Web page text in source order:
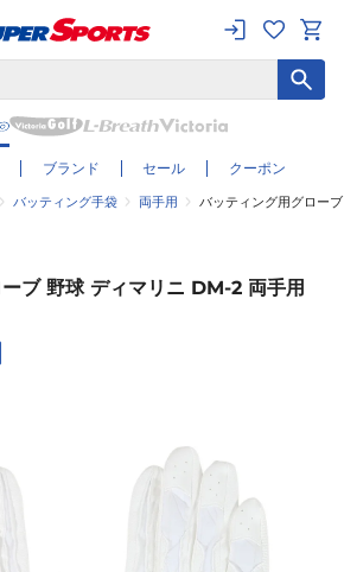
ブランド セール クーポン
バッティング手袋 両手用 バッティング用グロー
ブ 野球 ディマリニ DM-2 両手用